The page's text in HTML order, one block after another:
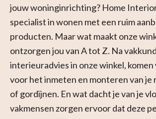
jouw woninginrichting? Home
specialist in wonen met een ruim
producten. Maar wat maakt onze
ontzorgen jou van A tot Z. Na
interieuradvies in onze winkel, komen
voor het inmeten en monteren van je
of gordijnen. En wat dacht je van je
vakmensen zorgen ervoor dat deze